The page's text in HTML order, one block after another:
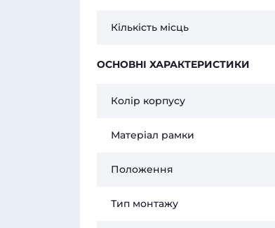
Кількість місць
ОСНОВНІ ХАРАКТЕРИСТИКИ
Колір корпусу
Матеріал рамки
Положення
Тип монтажу